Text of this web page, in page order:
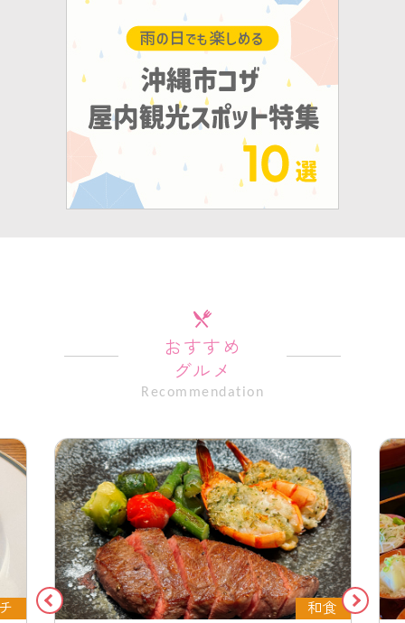
おすすめ
グルメ
Recommendation
和食